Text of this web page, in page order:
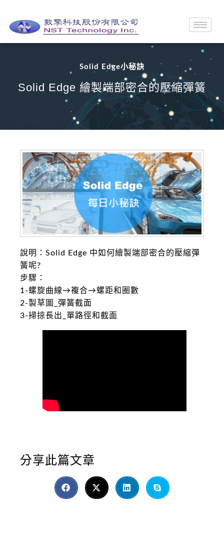
Solid Edge小秘訣
Solid Edge 繪製端部密合的壓縮彈簧
說明：Solid Edge 中如何繪製端部密合的壓縮彈
簧呢?
步驟：
1-螺旋曲線→複合→螺距和圈數
2-製草圖_彈簧截面
3-掃掠長出_單路徑和截面
分享此篇文章